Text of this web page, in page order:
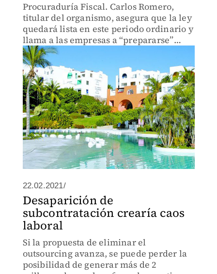
Procuraduría Fiscal. Carlos Romero, ​
titular del organismo, asegura que la ley
quedará lista en este periodo ordinario y
llama a las empresas a “prepararse”
para el nuevo régimen.
22.02.2021/
Desaparición de
subcontratación crearía caos
laboral
Si la propuesta de eliminar el
outsourcing avanza, se puede perder la
posibilidad de generar más de 2